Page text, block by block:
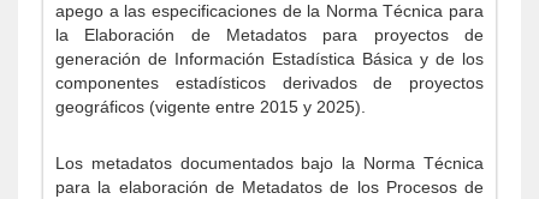
apego a las especificaciones de la Norma Técnica para
la Elaboración de Metadatos para proyectos de
generación de Información Estadística Básica y de los
componentes estadísticos derivados de proyectos
geográficos (vigente entre 2015 y 2025).
Los metadatos documentados bajo la Norma Técnica
para la elaboración de Metadatos de los Procesos de